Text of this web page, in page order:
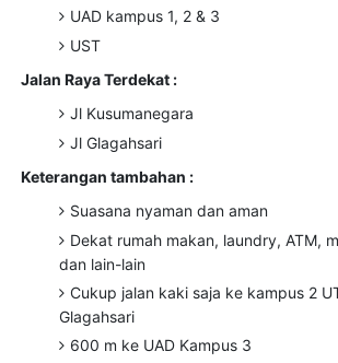
UAD kampus 1, 2 & 3
UST
Jalan Raya Terdekat :
Jl Kusumanegara
Jl Glagahsari
Keterangan tambahan :
Suasana nyaman dan aman
Dekat rumah makan, laundry, ATM,
dan lain-lain
Cukup jalan kaki saja ke kampus 2
Glagahsari
600 m ke UAD Kampus 3